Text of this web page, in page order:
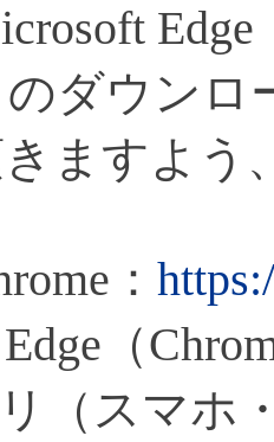
Edge
ダウンロ
ますよう
：
（
（スマホ